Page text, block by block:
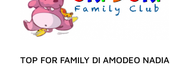
TOP FOR FAMILY DI AMODEO NADIA